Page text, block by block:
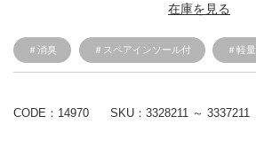
在庫を見る
＃消臭 ＃スペアインソール付 ＃軽量
CODE：14970 SKU： 3328211 ～ 3337211